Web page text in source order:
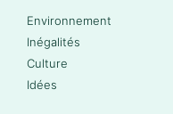
Environnement
Inégalités
Culture
Idées